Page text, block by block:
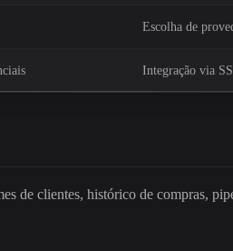
Escolha de
Integração via
de clientes, histórico de compras,